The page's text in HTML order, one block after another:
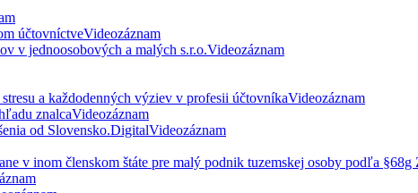
účtovníctveVideozáznam
v jednoosobových a malých s.r.o.Videozáznam
a každodenných výziev v profesii účtovníkaVideozáznam
znalcaVideozáznam
od Slovensko.DigitalVideozáznam
v inom členskom štáte pre malý podnik tuzemskej osoby podľa §68g